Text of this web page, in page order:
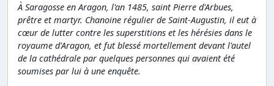
À Saragosse en Aragon, l'an 1485, saint Pierre d'Arbues,
prêtre et martyr. Chanoine régulier de Saint-Augustin, il eut à
cœur de lutter contre les superstitions et les hérésies dans le
royaume d'Aragon, et fut blessé mortellement devant l'autel
de la cathédrale par quelques personnes qui avaient été
soumises par lui à une enquête.